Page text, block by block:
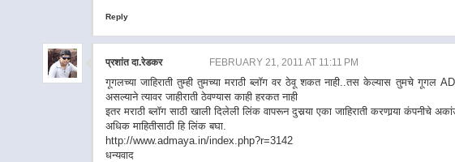
Reply
प्रशांत दा.रेडकर FEBRUARY 21, 2011 AT 11:11 PM
गूगलच्या जाहिराती तुम्ही तुमच्या मराठी ब्लॉग वर ठेवू शकत नाही..तस केल्यास तुमचे गूगल
असल्याने त्यावर जाहीराती ठेवण्यास काही हरकत नाही
इतर मराठी ब्लॉग साठी खाली दिलेली लिंक वापरून दुसर्‍या एका जाहिराती करणार्‍या कंपनीचे
अधिक माहितीसाठी हि लिंक बघा.
http://www.admaya.in/index.php?r=3142
धन्यवाद